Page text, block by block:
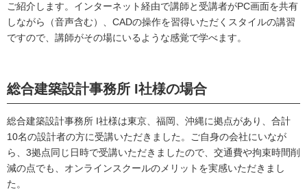
ご紹介します。インターネット経由で講師と受講者がPC画面を共有
しながら（音声含む）、CADの操作を習得いただくスタイルの講習
ですので、講師がその場にいるような感覚で学べます。
総合建築設計事務所 I社様の場合
総合建築設計事務所 I社様は東京、福岡、沖縄に拠点があり、合計
10名の設計者の方に受講いただきました。ご自身の会社にいなが
ら、3拠点同じ日時で受講いただきましたので、交通費や拘束時間削
減の点でも、オンラインスクールのメリットを実感いただきまし
た。